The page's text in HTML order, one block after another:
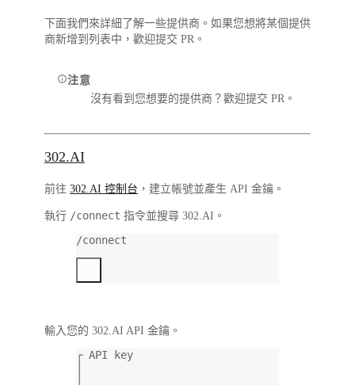
下面我們來詳細了解一些提供商。如果您想將某個提供
商新增到列表中，歡迎提交 PR。
注意
沒有看到您想要的提供商？歡迎提交 PR。
302.AI
前往 302.AI 控制台 ，建立帳號並產生 API 金鑰。
執行 /connect 指令並搜尋 302.AI 。
/connect
輸入您的 302.AI API 金鑰。
┌ API key